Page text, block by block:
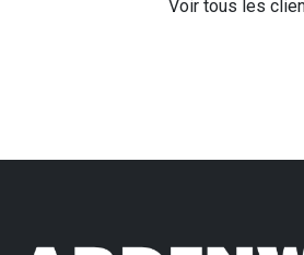
Voir tous les